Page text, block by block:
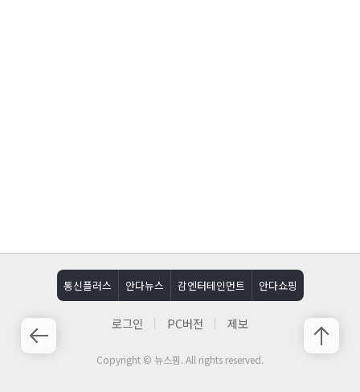
통신플러스 안다뉴스 감엔터테인먼트 안다쇼핑
로그인 PC버전 제보
Copyright © 뉴스핌. All rights reserved.